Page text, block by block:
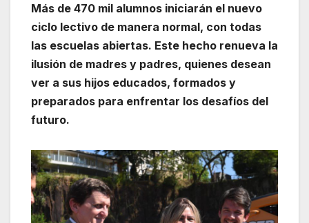
Más de 470 mil alumnos iniciarán el nuevo
ciclo lectivo de manera normal, con todas
las escuelas abiertas. Este hecho renueva la
ilusión de madres y padres, quienes desean
ver a sus hijos educados, formados y
preparados para enfrentar los desafíos del
futuro.